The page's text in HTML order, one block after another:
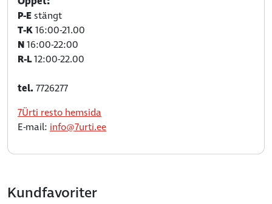
P-Estängt
T-K16:00-21.00
N16:00-22:00
R-L12:00-22.00
tel. 7726277
7Ürti resto hemsida
E-mail: info@7urti.ee
Kundfavoriter